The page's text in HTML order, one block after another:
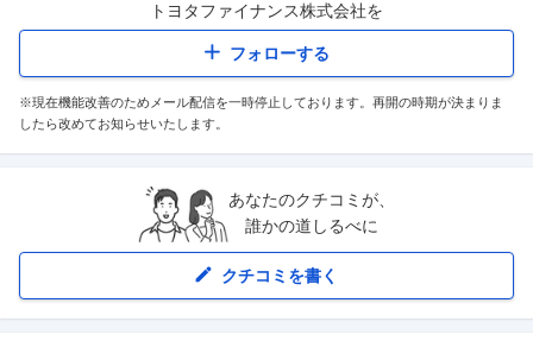
トヨタファイナンス株式会社を
フォローする
※現在機能改善のためメール配信を一時停止しております。再開の時期が決まりま
したら改めてお知らせいたします。
あなたのクチコミが、
誰かの道しるべに
クチコミを書く